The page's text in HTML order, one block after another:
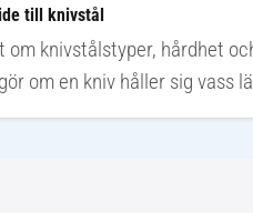
till knivstål
om knivstålstyper, hårdhet
om en kniv håller sig vass